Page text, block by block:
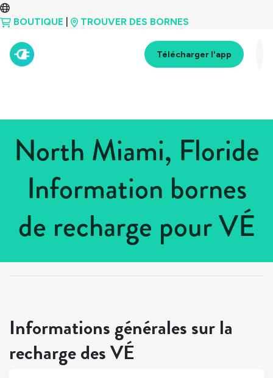
BOUTIQUE TROUVER DES BORNES
Télécharger l'app
North Miami, Floride
Information bornes
de recharge pour VÉ
États-Unis > Floride
Informations générales sur la
recharge des VÉ